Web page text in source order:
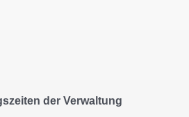
der Verwaltung